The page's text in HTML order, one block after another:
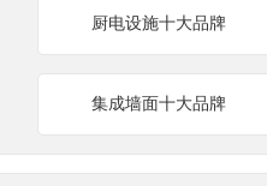
厨电设施十大品牌
集成墙面十大品牌